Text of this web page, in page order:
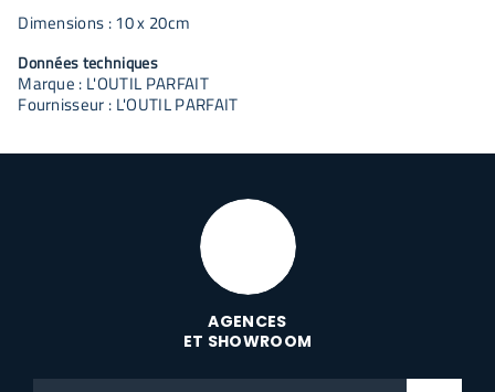
Dimensions : 10 x 20cm
Données techniques
Marque : L'OUTIL PARFAIT
Fournisseur : L'OUTIL PARFAIT
AGENCES
ET SHOWROOM